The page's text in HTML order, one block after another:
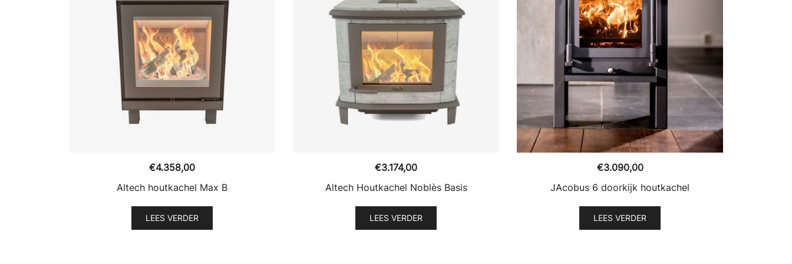
€4.358,00
Altech houtkachel Max B
LEES VERDER
€3.174,00
Altech Houtkachel Noblès Basis
LEES VERDER
€3.090,00
JAcobus 6 doorkijk houtkachel
LEES VERDER